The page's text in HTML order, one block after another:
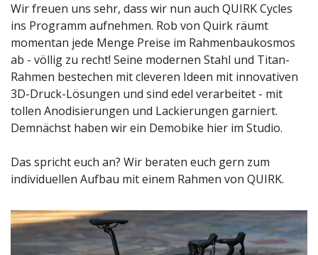
Wir freuen uns sehr, dass wir nun auch QUIRK Cycles
ins Programm aufnehmen. Rob von Quirk räumt
momentan jede Menge Preise im Rahmenbaukosmos
ab - völlig zu recht! Seine modernen Stahl und Titan-
Rahmen bestechen mit cleveren Ideen mit innovativen
3D-Druck-Lösungen und sind edel verarbeitet - mit
tollen Anodisierungen und Lackierungen garniert.
Demnächst haben wir ein Demobike hier im Studio.
Das spricht euch an? Wir beraten euch gern zum
individuellen Aufbau mit einem Rahmen von QUIRK.